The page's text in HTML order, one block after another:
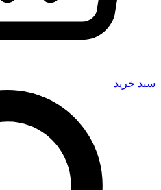
سبد خرید